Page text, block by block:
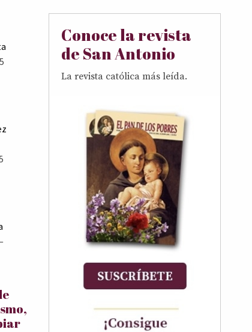
Conoce la revista
de San Antonio
La revista católica más leída.